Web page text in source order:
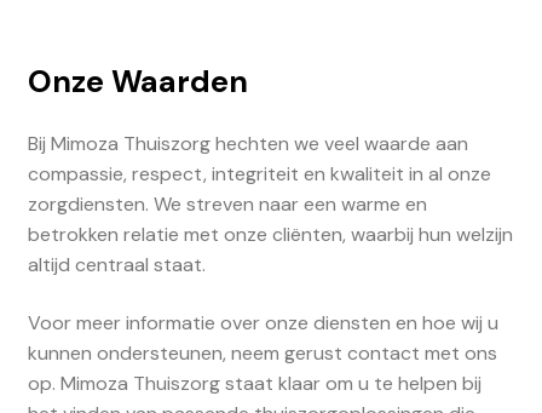
Onze Waarden
Bij Mimoza Thuiszorg hechten we veel waarde aan
compassie, respect, integriteit en kwaliteit in al onze
zorgdiensten. We streven naar een warme en
betrokken relatie met onze cliënten, waarbij hun welzijn
altijd centraal staat.
Voor meer informatie over onze diensten en hoe wij u
kunnen ondersteunen, neem gerust contact met ons
op. Mimoza Thuiszorg staat klaar om u te helpen bij